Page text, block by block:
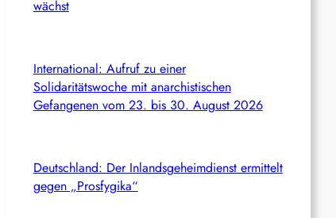
wächst
International: Aufruf zu einer
Solidaritätswoche mit anarchistischen
Gefangenen vom 23. bis 30. August 2026
Deutschland: Der Inlandsgeheimdienst ermittelt
gegen „Prosfygika“